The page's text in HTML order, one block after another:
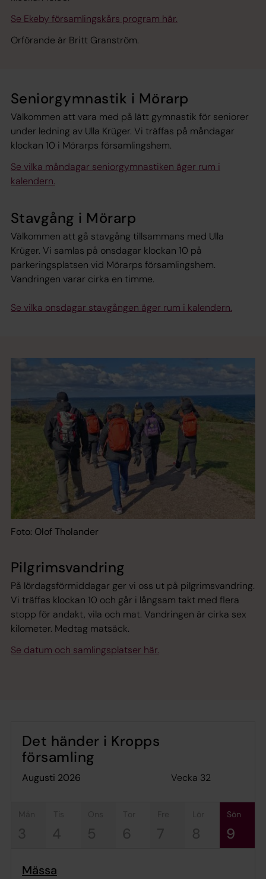
Se Ekeby församlingskårs program här.
Orförande är Britt Granström.
Seniorgymnastik i Mörarp
Välkommen att vara med på lätt gymnastik för seniorer
under ledning av Ulla Krüger. Vi träffas på måndagar
klockan 10 i Mörarps församlingshem.
Se vilka måndagar seniorgymnastiken äger rum i
kalendern.
Stavgång i Mörarp
Välkommen att gå stavgång tillsammans med Ulla
Krüger. Vi samlas på onsdagar klockan 10 på
parkeringsplatsen vid Mörarps församlingshem.
Vandringen varar cirka en timme.
Se vilka onsdagar stavgången äger rum i kalendern.
Foto: Olof Tholander
Pilgrimsvandring
På lördagsförmiddagar ger vi oss ut på pilgrimsvandring.
Vi träffas klockan 10 och går i långsam takt med flera
stopp för andakt, vila och mat. Vandringen är cirka sex
kilometer. Medtag matsäck.
Se datum och samlingsplatser här.
Det händer i Kropps
församling
augusti 2026 Vecka 32
tis
4
tor
6
lör
8
sön
9
Mässa